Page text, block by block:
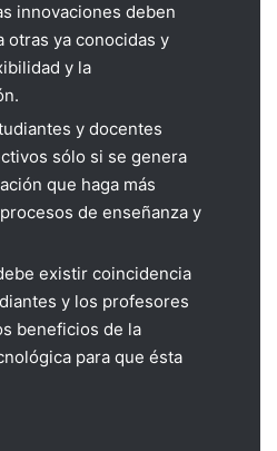
innovaciones deben
otras ya conocidas y
y la
y docentes
sólo si se genera
que haga más
de enseñanza y
existir coincidencia
y los profesores
beneficios de la
para que ésta